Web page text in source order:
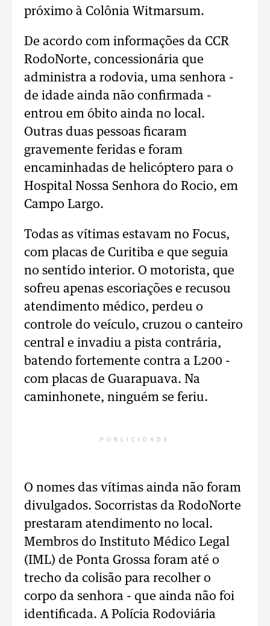
próximo à Colônia Witmarsum.
De acordo com informações da CCR
RodoNorte, concessionária que
administra a rodovia, uma senhora -
de idade ainda não confirmada -
entrou em óbito ainda no local.
Outras duas pessoas ficaram
gravemente feridas e foram
encaminhadas de helicóptero para o
Hospital Nossa Senhora do Rocio, em
Campo Largo.
Todas as vítimas estavam no Focus,
com placas de Curitiba e que seguia
no sentido interior. O motorista, que
sofreu apenas escoriações e recusou
atendimento médico, perdeu o
controle do veículo, cruzou o canteiro
central e invadiu a pista contrária,
batendo fortemente contra a L200 -
com placas de Guarapuava. Na
caminhonete, ninguém se feriu.
PUBLICIDADE
O nomes das vítimas ainda não foram
divulgados. Socorristas da RodoNorte
prestaram atendimento no local.
Membros do Instituto Médico Legal
(IML) de Ponta Grossa foram até o
trecho da colisão para recolher o
corpo da senhora - que ainda não foi
identificada. A Polícia Rodoviária